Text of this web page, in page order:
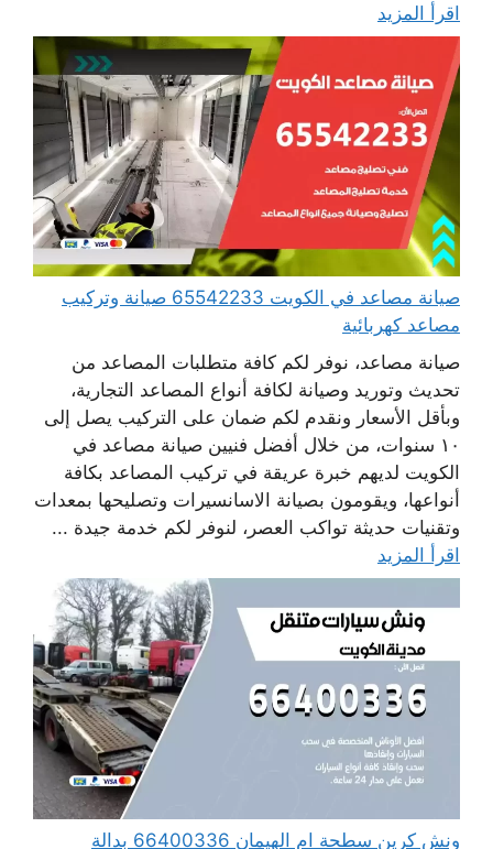
اقرأ المزيد
صيانة مصاعد في الكويت 65542233 صيانة وتركيب
مصاعد كهربائية
صيانة مصاعد، نوفر لكم كافة متطلبات المصاعد من
تحديث وتوريد وصيانة لكافة أنواع المصاعد التجارية،
وبأقل الأسعار ونقدم لكم ضمان على التركيب يصل إلى
١٠ سنوات، من خلال أفضل فنيين صيانة مصاعد في
الكويت لديهم خبرة عريقة في تركيب المصاعد بكافة
أنواعها، ويقومون بصيانة الاسانسيرات وتصليحها بمعدات
وتقنيات حديثة تواكب العصر، لنوفر لكم خدمة جيدة ...
اقرأ المزيد
ونش كرين سطحة ام الهيمان 66400336 بدالة